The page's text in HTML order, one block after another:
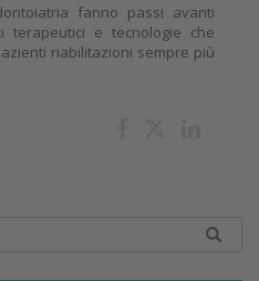
fanno passi avanti
terapeutici e tecnologie che
riabilitazioni sempre più